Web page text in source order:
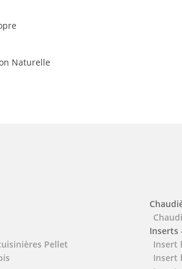
Naturelle
Pellet
Inserts
Insert
Insert